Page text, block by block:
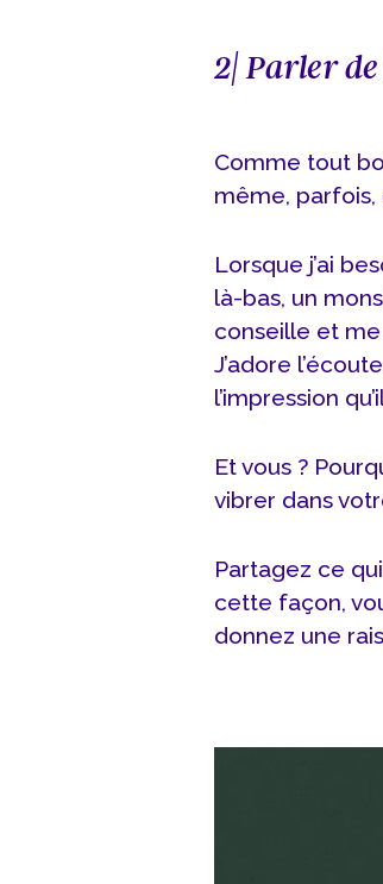
2| Parler
Comme tout
même, parfois,
Lorsque j’ai
là-bas, un
conseille et
J’adore
l’impression
Et vous ?
vibrer dans
Partagez ce
cette façon,
donnez une